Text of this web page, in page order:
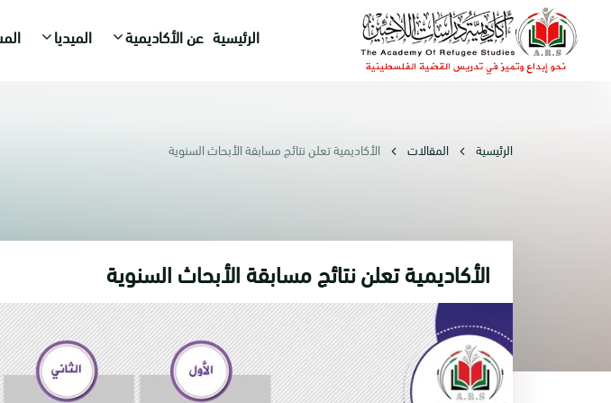
الرئيسية عن الأكاديمية الميديا
الرئيسية المقالات الأكاديمية تعلن نتائج مسابقة الأبحاث السنوية
الأكاديمية تعلن نتائج مسابقة الأبحاث السنوية